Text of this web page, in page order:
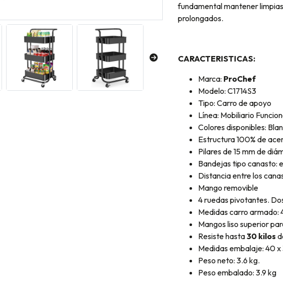
fundamental mantener
prolongados.
CARACTERISTICAS:
Marca: ProChef
Modelo: C1714S3
Tipo: Carro de apoyo
Línea: Mobiliario
Colores disponibles:
Estructura 100% de
Pilares de 15 mm de
Bandejas tipo canasto:
Distancia entre los
Mango removible
4 ruedas pivotantes.
Medidas carro armado:
Mangos liso superior
Resiste hasta30 kilos
Medidas embalaje: 40 x
Peso neto: 3.6 kg.
Peso embalado: 3.9 kg